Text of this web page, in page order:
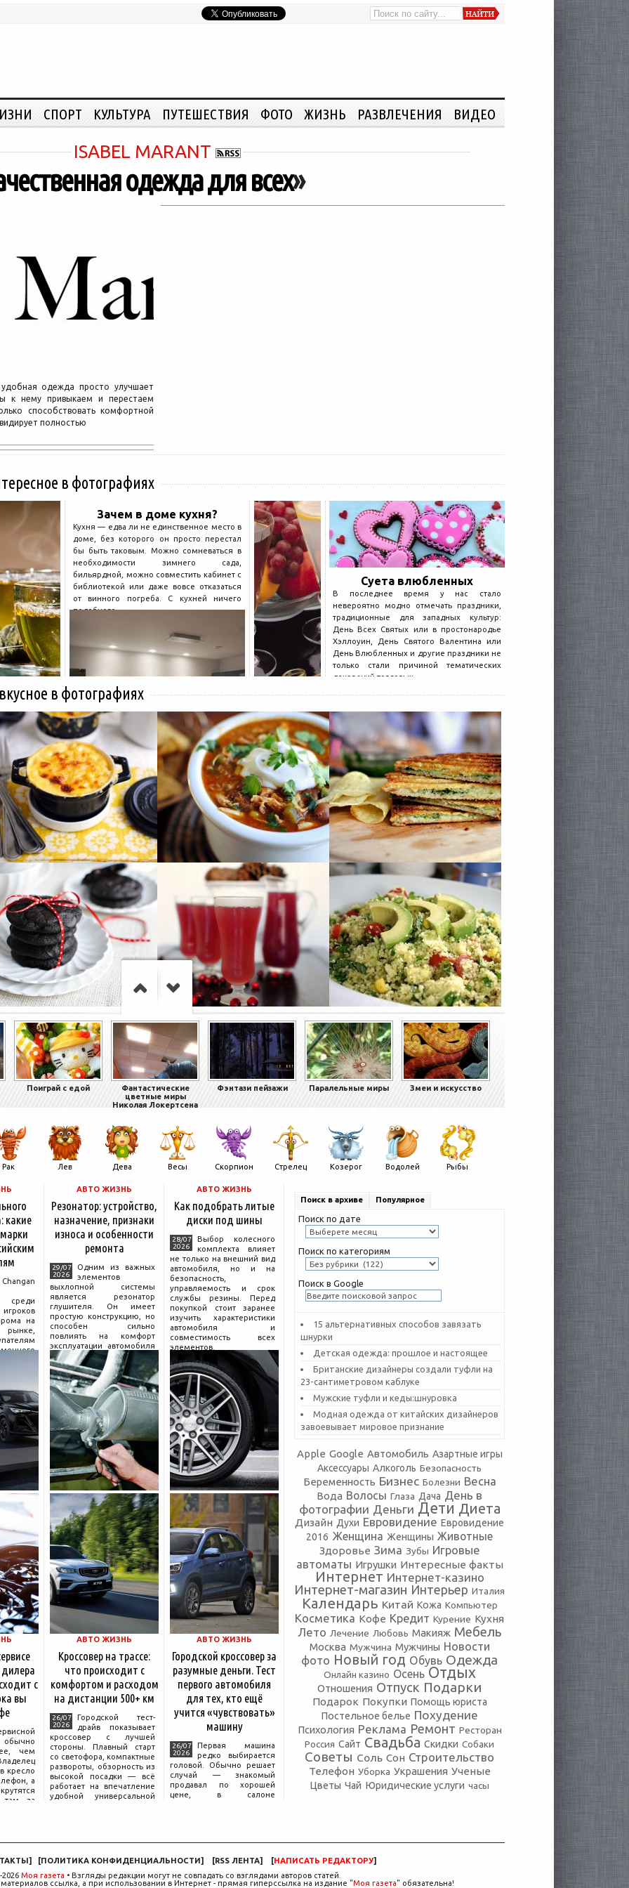
СПОРТ КУЛЬТУРА ПУТЕШЕСТВИЯ ФОТО ЖИЗНЬ РАЗВЛЕЧЕНИЯ ВИДЕО
ISABEL MARANT
одежда для всех»
одежда просто улучшает
нему привыкаем и перестаем
способствовать комфортной
полностью
в фотографиях
Зачем в доме кухня?
Кухня — едва ли не единственное место в
доме, без которого он просто перестал
бы быть таковым. Можно сомневаться в
необходимости зимнего сада,
бильярдной, можно совместить кабинет с
библиотекой или даже вовсе отказаться
от винного погреба. С кухней ничего
подобного...
Суета влюбленных
В последнее время у нас стало
невероятно модно отмечать праздники,
традиционные для западных культур:
День Всех Святых или в простонародье
Хэллоуин, День Святого Валентина или
День Влюбленных и другие праздники не
только стали причиной тематических
декораций торговых...
в фотографиях
Поиграй с едой
Фантастические
цветные миры
Николая Локертсена
Фэнтази пейзажи Паралельные миры Змеи и искусство
Рак Лев Дева Весы Скорпион Стрелец Козерог Водолей Рыбы
какие
на
АВТО ЖИЗНЬ
Резонатор: устройство,
назначение, признаки
износа и особенности
ремонта
29/07
2026
Одним из важных
элементов
выхлопной системы
является резонатор
глушителя. Он имеет
простую конструкцию, но
способен сильно
повлиять на комфорт
эксплуатации автомобиля
и правильную работу
выхлопа.
Для чего нужен
резонатор
АВТО ЖИЗНЬ
Как подобрать литые
диски под шины
28/07
2026
Выбор колесного
комплекта влияет
не только на внешний вид
автомобиля, но и на
безопасность,
управляемость и срок
службы резины. Перед
покупкой стоит заранее
изучить характеристики
автомобиля и
совместимость всех
элементов.
с
вы
чем
кресло
а
там, за
АВТО ЖИЗНЬ
Кроссовер на трассе:
что происходит с
комфортом и расходом
на дистанции 500+ км
26/07
2026
Городской тест-
драйв показывает
кроссовер с лучшей
стороны. Плавный старт
со светофора, компактные
развороты, обзорность из
высокой посадки — всё
работает на впечатление
удобной универсальной
АВТО ЖИЗНЬ
Городской кроссовер за
разумные деньги. Тест
первого автомобиля
для тех, кто ещё
учится «чувствовать»
машину
26/07
2026
Первая машина
редко выбирается
головой. Обычно решает
случай — знакомый
продавал по хорошей
цене, в салоне
Рассудок подключается
компромисса между
желаемым и
Поиск в архиве Популярное
Поиск по дате
Поиск по категориям
Поиск в Google
15 альтернативных способов завязать
шнурки
Детская одежда: прошлое и настоящее
Британские дизайнеры создали туфли на
23-сантиметровом каблуке
Мужские туфли и кеды:шнуровка
Модная одежда от китайских дизайнеров
завоевывает мировое признание
Apple Google Автомобиль Азартные игры
Аксессуары Алкоголь Безопасность
Беременность Бизнес Болезни Весна
Вода Волосы Глаза Дача День в
фотографии Деньги Дети Диета
Дизайн Духи Евровидение Евровидение
2016 Женщина Женщины Животные
Здоровье Зима Зубы Игровые
автоматы Игрушки Интересные факты
Интернет Интернет-казино
Интернет-магазин Интерьер Италия
Календарь Китай Кожа Компьютер
Косметика Кофе Кредит Курение Кухня
Лето Лечение Любовь Макияж Мебель
Москва Мужчина Мужчины Новости
фото Новый год Обувь Одежда
Онлайн казино Осень Отдых
Отношения Отпуск Подарки
Подарок Покупки Помощь юриста
Постельное белье Похудение
Психология Реклама Ремонт Ресторан
Россия Сайт Свадьба Скидки Собаки
Советы Соль Сон Строительство
Телефон Уборка Украшения Ученые
Цветы Чай Юридические услуги часы
] [ПОЛИТИКА КОНФИДЕНЦИАЛЬНОСТИ] [RSS ЛЕНТА] [НАПИСАТЬ РЕДАКТОРУ]
2026 Моя газета • Взгляды редакции могут не совпадать со взглядами авторов статей.
ссылка, а при использовании в Интернет - прямая гиперссылка на издание "Моя газета" обязательна!